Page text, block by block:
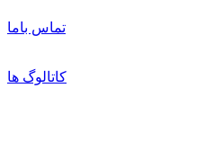
تماس باما
کاتالوگ ها